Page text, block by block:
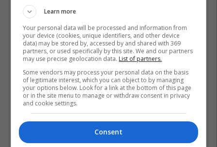
Resveratroli
Learn more
Your personal data will be processed and information from
your device (cookies, unique identifiers, and other device
data) may be stored by, accessed by and shared with 369
partners, or used specifically by this site. We and our partners
may use precise geolocation data. List of partners.
Some vendors may process your personal data on the basis
of legitimate interest, which you can object to by managing
your options below. Look for a link at the bottom of this page
or in the site menu to manage or withdraw consent in privacy
and cookie settings.
Consent